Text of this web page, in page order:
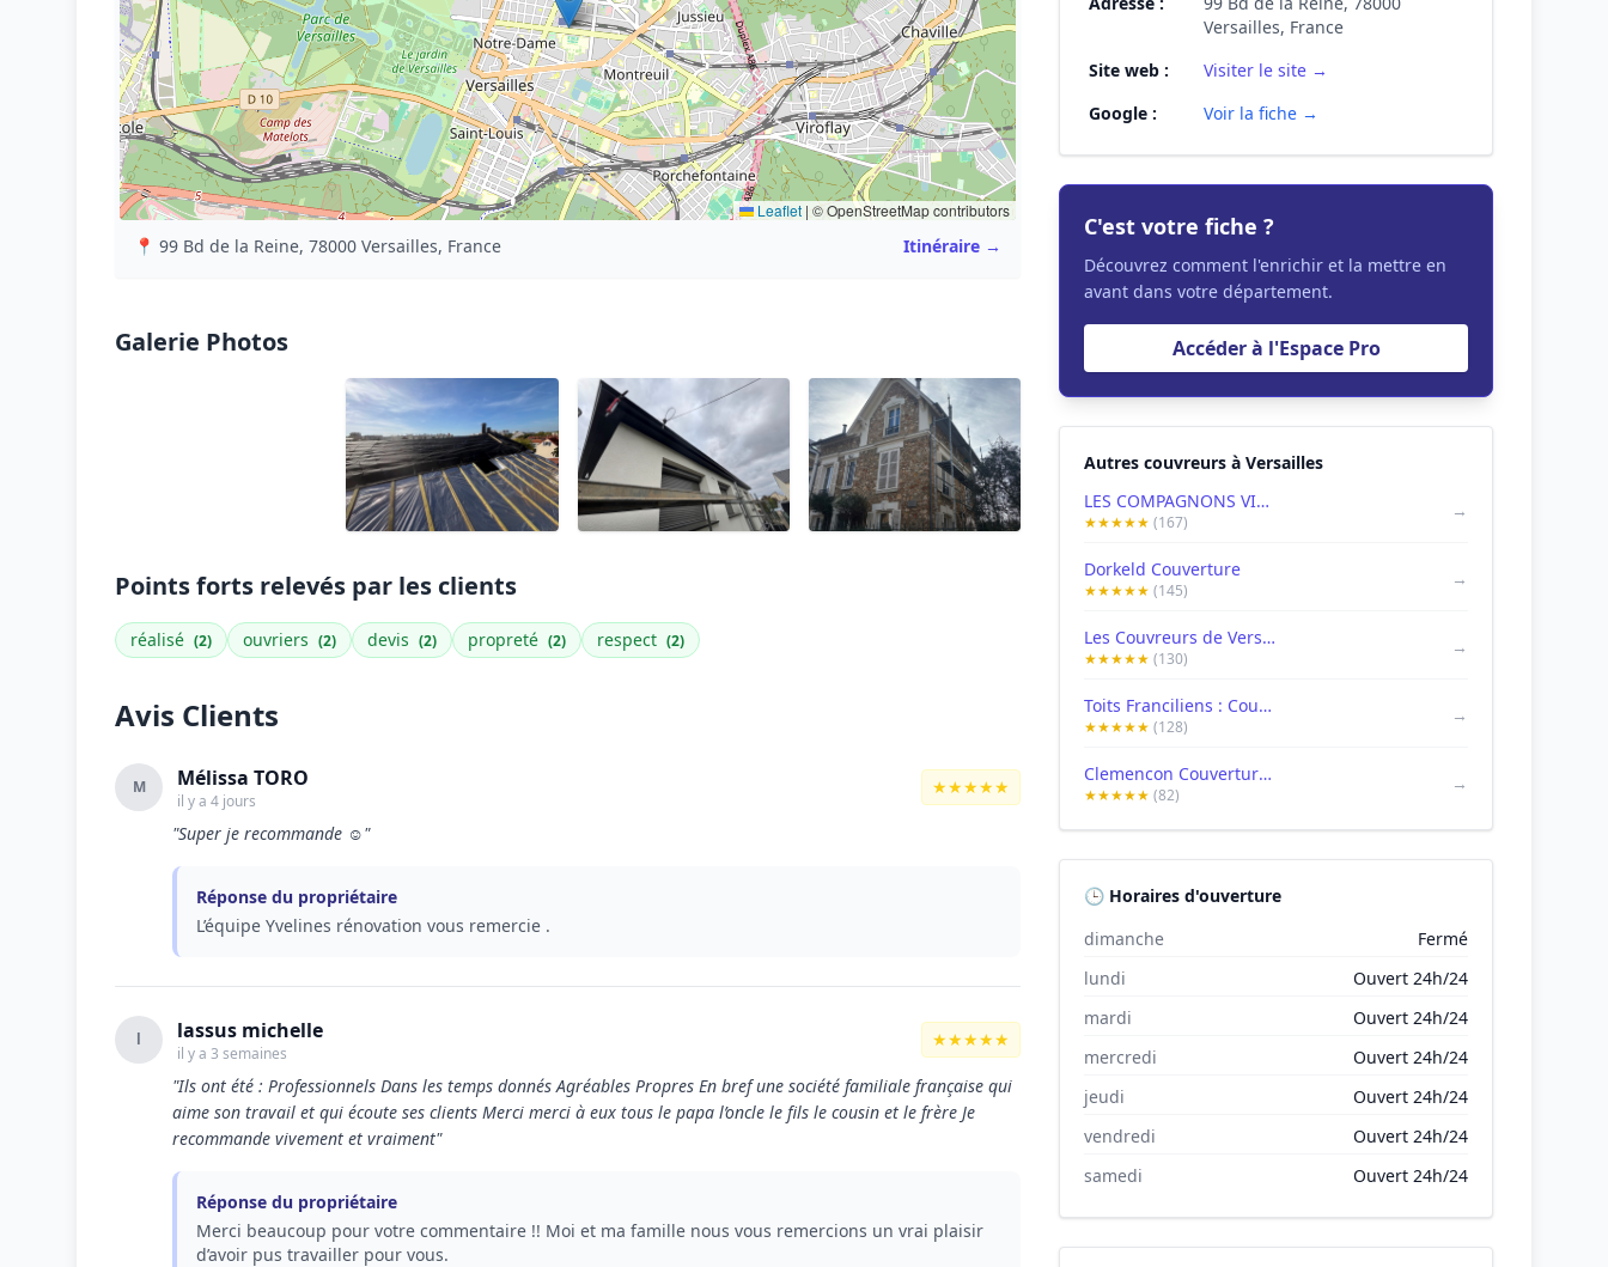
Leaflet | © OpenStreetMap contributors
📍 99 Bd de la Reine, 78000 Versailles, France Itinéraire →
Galerie Photos
Points forts relevés par les clients
réalisé (2) ouvriers (2) devis (2) propreté (2) respect (2)
Avis Clients
M Mélissa TORO
il y a 4 jours
★★★★★
"Super je recommande ☺️"
Réponse du propriétaire
L’équipe Yvelines rénovation vous remercie .
l lassus michelle
il y a 3 semaines
★★★★★
"Ils ont été : Professionnels Dans les temps donnés Agréables Propres En bref une société familiale française qui
aime son travail et qui écoute ses clients Merci merci à eux tous le papa l’oncle le fils le cousin et le frère Je
recommande vivement et vraiment"
Réponse du propriétaire
Merci beaucoup pour votre commentaire !! Moi et ma famille nous vous remercions un vrai plaisir
d’avoir pus travailler pour vous.
Versailles, France
Site web :
Visiter le site →
Google :
Voir la fiche →
C'est votre fiche ?
Découvrez comment l'enrichir et la mettre en
avant dans votre département.
Accéder à l'Espace Pro
Autres couvreurs à Versailles
LES COMPAGNONS VICTOR TOITURE - Couvreur Versailles
★★★★★(167)
→
Dorkeld Couverture
★★★★★(145)
→
Les Couvreurs de Versailles
★★★★★(130)
→
Toits Franciliens : Couvreur Versailles
★★★★★(128)
→
Clemencon Couverture 78 | Couvreur Versailles | Couvreur 78
★★★★★(82)
→
🕒 Horaires d'ouverture
dimanche
Fermé
lundi
Ouvert 24h/24
mardi
Ouvert 24h/24
mercredi
Ouvert 24h/24
jeudi
Ouvert 24h/24
vendredi
Ouvert 24h/24
samedi
Ouvert 24h/24